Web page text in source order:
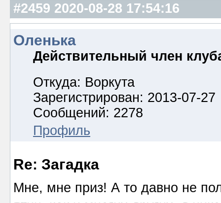
#2459 2020-08-28 17:54:16
Оленька
Действительный член
Откуда: Воркута
Зарегистрирован: 2013-07-27
Сообщений: 2278
Профиль
Re: Загадка
Мне, мне приз! А то давно не